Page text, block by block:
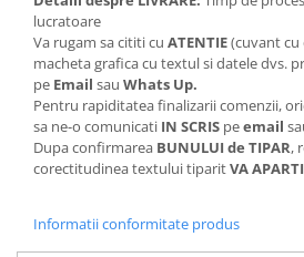
lucratoare
Va rugam sa cititi cu ATENTIE(cuvant cu
macheta grafica cu textul si datele dvs.
pe Email sau Whats Up.
Pentru rapiditatea finalizarii comenzii,
sa ne-o comunicati IN SCRIS peemail
Dupa confirmarea BUNULUI de TIPAR,
corectitudinea textului tiparitVA
Informatii conformitate produs